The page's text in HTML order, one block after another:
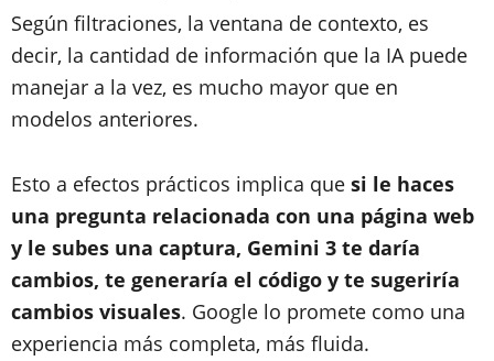
Según filtraciones, la ventana de contexto, es
decir, la cantidad de información que la IA puede
manejar a la vez, es mucho mayor que en
modelos anteriores.
Esto a efectos prácticos implica que si le haces
una pregunta relacionada con una página web
y le subes una captura, Gemini 3 te daría
cambios, te generaría el código y te sugeriría
cambios visuales. Google lo promete como una
experiencia más completa, más fluida.